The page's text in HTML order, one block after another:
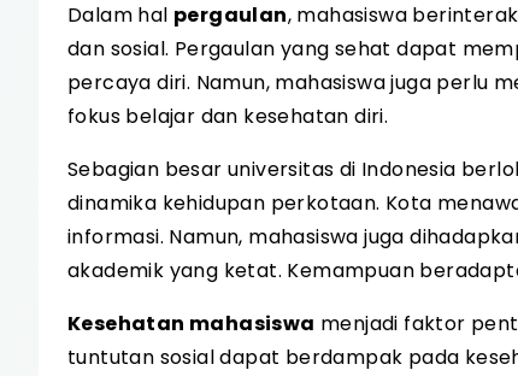
Dalam hal pergaulan, mahasiswa
dan sosial. Pergaulan yang sehat dapat
percaya diri. Namun, mahasiswa juga perlu
fokus belajar dan kesehatan diri.
Sebagian besar universitas di Indonesia
dinamika kehidupan perkotaan. Kota
informasi. Namun, mahasiswa juga
akademik yang ketat. Kemampuan
Kesehatan mahasiswa menjadi faktor
tuntutan sosial dapat berdampak pada